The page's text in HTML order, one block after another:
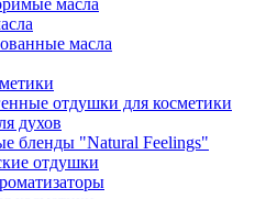
масла
масла
отдушки для косметики
духов
бленды "Natural Feelings"
отдушки